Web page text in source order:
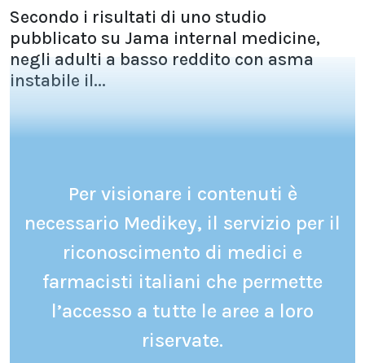
Secondo i risultati di uno studio
pubblicato su Jama internal medicine,
negli adulti a basso reddito con asma
instabile il...
Per visionare i contenuti è
necessario Medikey, il servizio per il
riconoscimento di medici e
farmacisti italiani che permette
l’accesso a tutte le aree a loro
riservate.